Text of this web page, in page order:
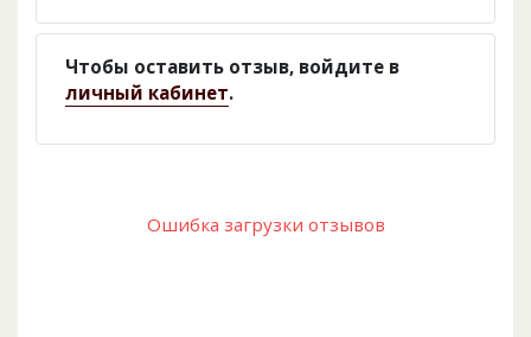
Чтобы оставить отзыв, войдите в
личный кабинет.
Ошибка загрузки отзывов